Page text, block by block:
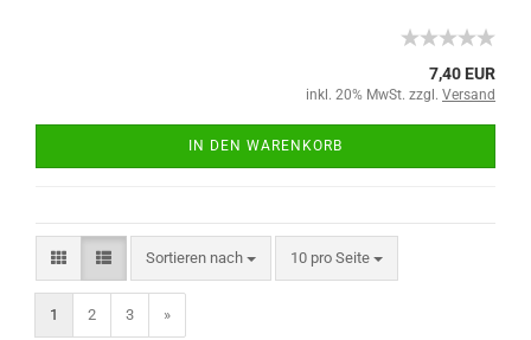
7,40 EUR
inkl. 20% MwSt. zzgl. Versand
IN DEN WARENKORB
Sortieren nach 10 pro Seite
1 2 3 »